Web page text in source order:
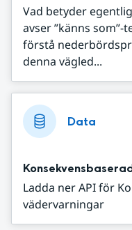
Vad betyder
avser ”känns
förstå
denna vägled...
Data
Ladda ner API för
vädervarningar